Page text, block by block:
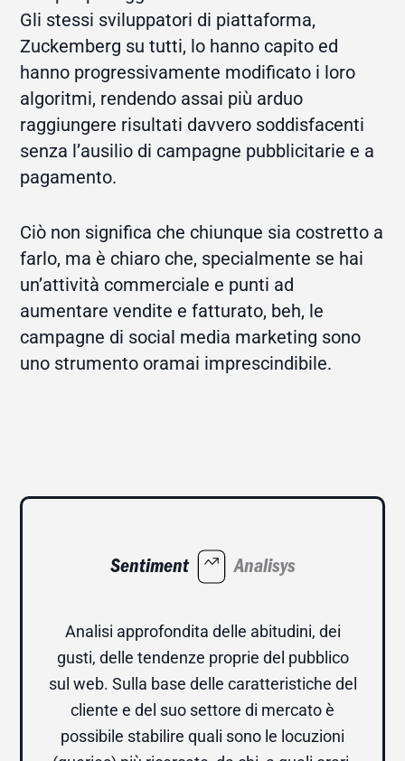
Gli stessi sviluppatori di piattaforma,
Zuckemberg su tutti, lo hanno capito ed
hanno progressivamente modificato i loro
algoritmi, rendendo assai più arduo
raggiungere risultati davvero soddisfacenti
senza l’ausilio di campagne pubblicitarie e a
pagamento.
Ciò non significa che chiunque sia costretto a
farlo, ma è chiaro che, specialmente se hai
un’attività commerciale e punti ad
aumentare vendite e fatturato, beh, le
campagne di social media marketing sono
uno strumento oramai imprescindibile.
Sentiment Analisys
Analisi approfondita delle abitudini, dei
gusti, delle tendenze proprie del pubblico
sul web. Sulla base delle caratteristiche del
cliente e del suo settore di mercato è
possibile stabilire quali sono le locuzioni